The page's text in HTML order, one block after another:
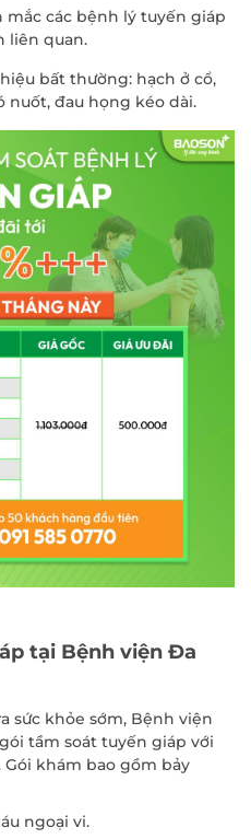
mắc các bệnh lý tuyến giáp
liên quan.
bất thường: hạch ở cổ,
nuốt, đau họng kéo dài.
tại Bệnh viện Đa
sức khỏe sớm, Bệnh viện
tầm soát tuyến giáp với
khám bao gồm bảy
ngoại vi.